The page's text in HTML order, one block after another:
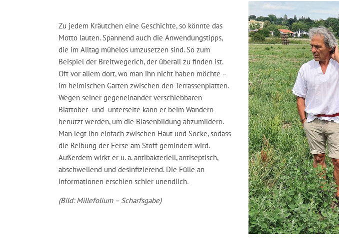
Zu jedem Kräutchen eine Geschichte, so könnte das
Motto lauten. Spannend auch die Anwendungstipps,
die im Alltag mühelos umzusetzen sind. So zum
Beispiel der Breitwegerich, der überall zu finden ist.
Oft vor allem dort, wo man ihn nicht haben möchte –
im heimischen Garten zwischen den Terrassenplatten.
Wegen seiner gegeneinander verschiebbaren
Blattober- und -unterseite kann er beim Wandern
benutzt werden, um die Blasenbildung abzumildern.
Man legt ihn einfach zwischen Haut und Socke, sodass
die Reibung der Ferse am Stoff gemindert wird.
Außerdem wirkt er u. a. antibakteriell, antiseptisch,
abschwellend und desinfizierend. Die Fülle an
Informationen erschien schier unendlich.
(Bild: Millefolium – Scharfsgabe)